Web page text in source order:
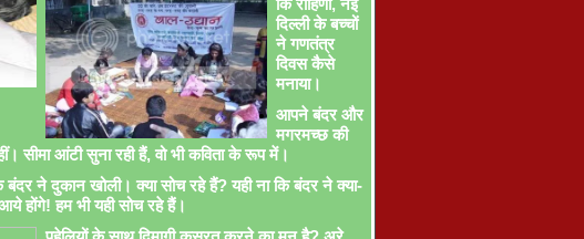
दिल्ली के बच्चों
ने गणतंत्र
दिवस कैसे
मनाया।
आपने बंदर और
मगरमच्छ की
सीमा आंटी सुना रही हैं, वो भी कविता के रूप में।
ने दुकान खोली। क्या सोच रहे हैं? यही ना कि बंदर ने क्या-
होंगे! हम भी यही सोच रहे हैं।